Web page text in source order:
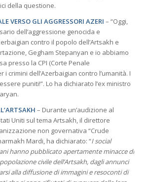
della questione.
VERSO GLI AGGRESSORI AZERI – “Oggi,
dell’aggressione genocida e
contro il popolo dell’Artsakh e
Gegham Stepanyan e io abbiamo
presso la CPI (Corte Penale
i crimini dell’Azerbaigian contro l’umanità. I
puniti!”. Lo ha dichiarato l’ex ministro
– Durante un’audizione al
Uniti sul tema Artsakh, il direttore
non governativa “Crude
Mardi, ha dichiarato: “I social
hanno pubblicato apertamente minacce di
civile dell’Artsakh, dagli annunci
alla diffusione di immagini e resoconti di